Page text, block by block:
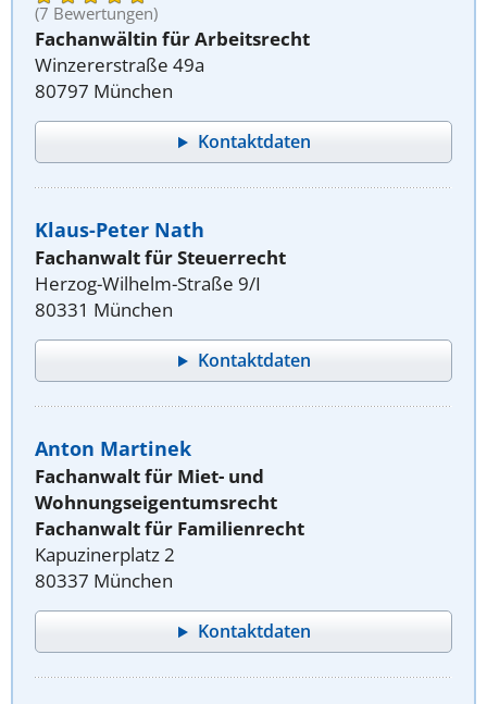
(7 Bewertungen)
Fachanwältin für Arbeitsrecht
Winzererstraße 49a
80797 München
Kontaktdaten
Klaus-Peter Nath
Fachanwalt für Steuerrecht
Herzog-Wilhelm-Straße 9/I
80331 München
Kontaktdaten
Anton Martinek
Fachanwalt für Miet- und
Wohnungseigentumsrecht
Fachanwalt für Familienrecht
Kapuzinerplatz 2
80337 München
Kontaktdaten